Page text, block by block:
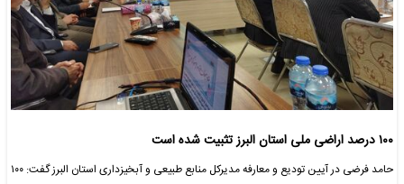
۱۰۰ درصد اراضی ملی استان البرز تثبیت شده است
حامد فرضی در آیین تودیع و معارفه مدیرکل منابع طبیعی و آبخیزداری استان البرز گفت: ۱۰۰